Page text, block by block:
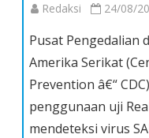
Redaksi 24/08/
Pusat Pengedalian
Amerika Serikat
Prevention â€“
penggunaan uji
mendeteksi virus